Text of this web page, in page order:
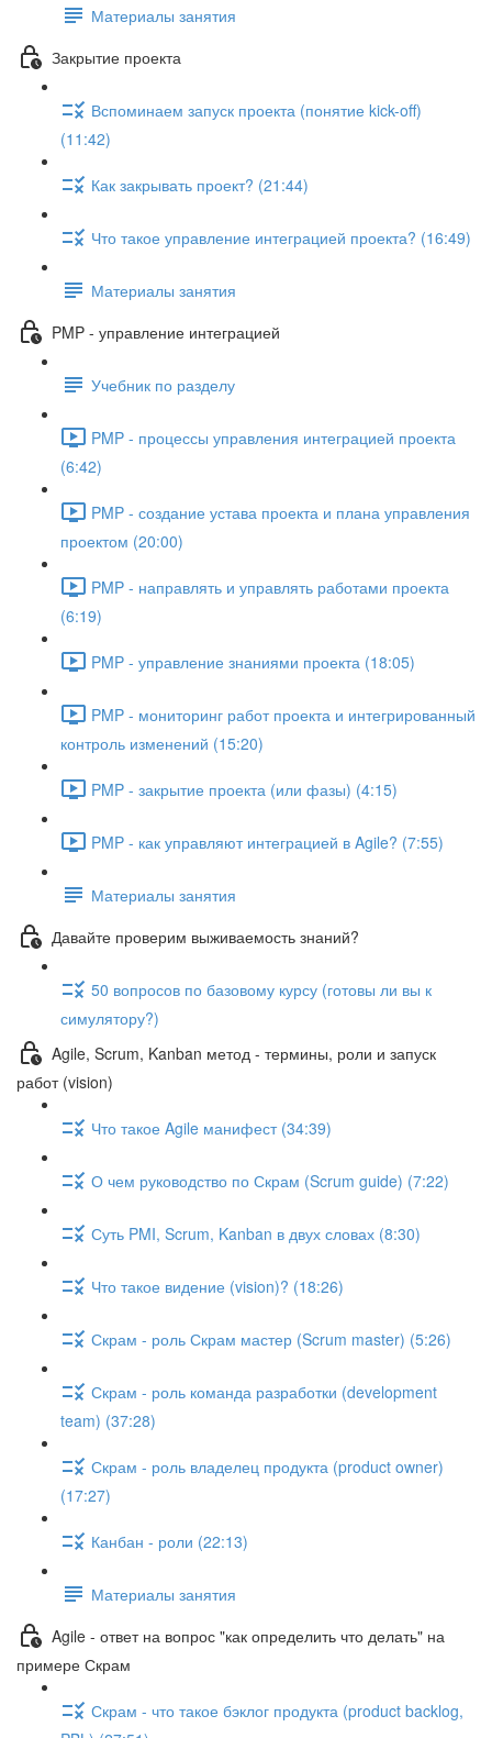
Материалы занятия
Закрытие проекта
Вспоминаем запуск проекта (понятие kick-off)
(11:42)
Как закрывать проект? (21:44)
Что такое управление интеграцией проекта? (16:49)
Материалы занятия
PMP - управление интеграцией
Учебник по разделу
PMP - процессы управления интеграцией проекта
(6:42)
PMP - создание устава проекта и плана управления
проектом (20:00)
PMP - направлять и управлять работами проекта
(6:19)
PMP - управление знаниями проекта (18:05)
PMP - мониторинг работ проекта и интегрированный
контроль изменений (15:20)
PMP - закрытие проекта (или фазы) (4:15)
PMP - как управляют интеграцией в Agile? (7:55)
Материалы занятия
Давайте проверим выживаемость знаний?
50 вопросов по базовому курсу (готовы ли вы к
симулятору?)
Agile, Scrum, Kanban метод - термины, роли и запуск
работ (vision)
Что такое Agile манифест (34:39)
О чем руководство по Скрам (Scrum guide) (7:22)
Суть PMI, Scrum, Kanban в двух словах (8:30)
Что такое видение (vision)? (18:26)
Скрам - роль Скрам мастер (Scrum master) (5:26)
Скрам - роль команда разработки (development
team) (37:28)
Скрам - роль владелец продукта (product owner)
(17:27)
Канбан - роли (22:13)
Материалы занятия
Agile - ответ на вопрос "как определить что делать" на
примере Скрам
Скрам - что такое бэклог продукта (product backlog,